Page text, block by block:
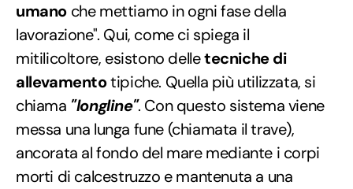
umano che mettiamo in ogni fase della
lavorazione". Qui, come ci spiega il
mitilicoltore, esistono delletecniche di
allevamentotipiche. Quella più utilizzata, si
chiama "longline". Con questo sistema viene
messa una lunga fune (chiamata il trave),
ancorata al fondo del mare mediante i corpi
morti di calcestruzzo e mantenuta a una